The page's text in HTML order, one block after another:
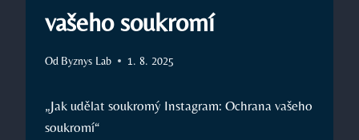
vašeho soukromí
Od Byznys Lab 1. 8. 2025
„Jak udělat soukromý Instagram: Ochrana vašeho
soukromí“